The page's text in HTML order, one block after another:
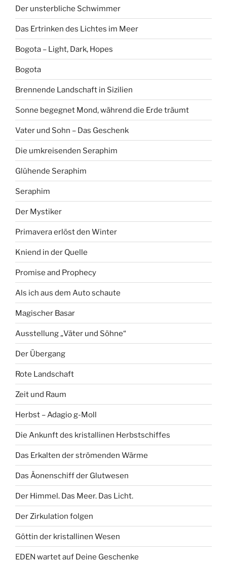
Der unsterbliche Schwimmer
Das Ertrinken des Lichtes im Meer
Bogota – Light, Dark, Hopes
Bogota
Brennende Landschaft in Sizilien
Sonne begegnet Mond, während die Erde träumt
Vater und Sohn – Das Geschenk
Die umkreisenden Seraphim
Glühende Seraphim
Seraphim
Der Mystiker
Primavera erlöst den Winter
Kniend in der Quelle
Promise and Prophecy
Als ich aus dem Auto schaute
Magischer Basar
Ausstellung „Väter und Söhne“
Der Übergang
Rote Landschaft
Zeit und Raum
Herbst – Adagio g-Moll
Die Ankunft des kristallinen Herbstschiffes
Das Erkalten der strömenden Wärme
Das Äonenschiff der Glutwesen
Der Himmel. Das Meer. Das Licht.
Der Zirkulation folgen
Göttin der kristallinen Wesen
EDEN wartet auf Deine Geschenke